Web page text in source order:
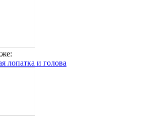
лопатка и голова